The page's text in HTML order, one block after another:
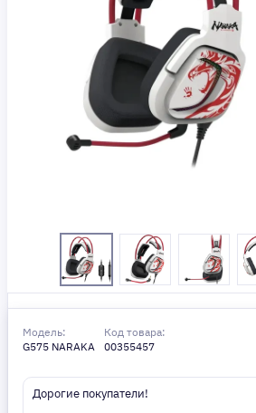
Модель:
G575 NARAKA
Код товара:
00355457
Дорогие покупатели!